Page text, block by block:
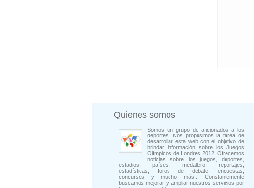
Quienes somos
Somos un grupo de aficionados a los
deportes. Nos propusimos la tarea de
desarrollar esta web con el objetivo de
brindar información sobre los Juegos
Olímpicos de Londres 2012. Ofrecemos
noticias sobre los juegos, deportes,
estadios, países, medallero, reportajes,
estadísticas, foros de debate, encuestas,
concursos y mucho más... Constantemente
buscamos mejorar y ampliar nuestros servicios por